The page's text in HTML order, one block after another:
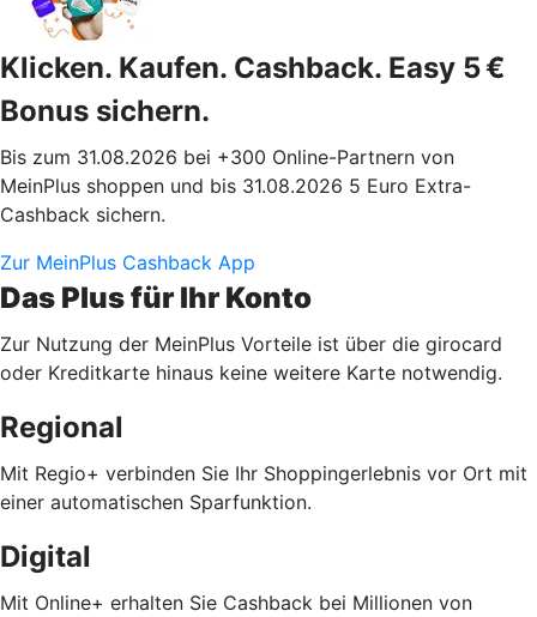
Klicken. Kaufen. Cashback. Easy 5 €
Bonus sichern.
Bis zum 31.08.2026 bei +300 Online-Partnern von
MeinPlus shoppen und bis 31.08.2026 5 Euro Extra-
Cashback sichern.
Zur MeinPlus Cashback App
Das Plus für Ihr Konto
Zur Nutzung der MeinPlus Vorteile ist über die girocard
oder Kreditkarte hinaus keine weitere Karte notwendig.
Regional
Mit Regio+ verbinden Sie Ihr Shoppingerlebnis vor Ort mit
einer automatischen Sparfunktion.
Digital
Mit Online+ erhalten Sie Cashback bei Millionen von